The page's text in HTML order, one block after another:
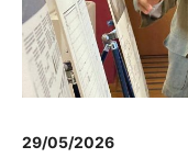
29/05/2026